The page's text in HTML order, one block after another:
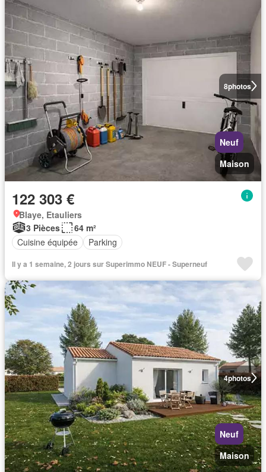
8photos
Neuf
Maison
122 303 €
Blaye, Etauliers
3 Pièces
64 m²
Cuisine équipée
Parking
Il y a 1 semaine, 2 jours sur Superimmo NEUF - Superneuf
4photos
Neuf
Maison